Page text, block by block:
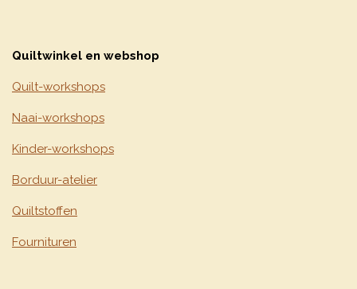
Quiltwinkel en webshop
Quilt-workshops
Naai-workshops
Kinder-workshops
Borduur-atelier
Quiltstoffen
Fournituren